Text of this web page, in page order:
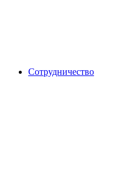
Сотрудничество